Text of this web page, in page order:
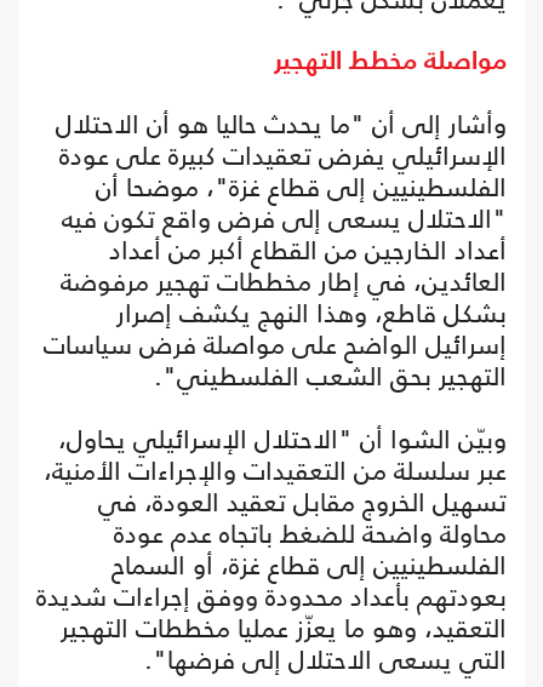
مواصلة مخطط التهجير
وأشار إلى أن "ما يحدث حاليا هو أن الاحتلال
الإسرائيلي يفرض تعقيدات كبيرة على عودة
الفلسطينيين إلى قطاع غزة"، موضحا أن
"الاحتلال يسعى إلى فرض واقع تكون فيه
أعداد الخارجين من القطاع أكبر من أعداد
العائدين، في إطار مخططات تهجير مرفوضة
بشكل قاطع، وهذا النهج يكشف إصرار
إسرائيل الواضح على مواصلة فرض سياسات
التهجير بحق الشعب الفلسطيني".
وبيّن الشوا أن "الاحتلال الإسرائيلي يحاول،
عبر سلسلة من التعقيدات والإجراءات الأمنية،
تسهيل الخروج مقابل تعقيد العودة، في
محاولة واضحة للضغط باتجاه عدم عودة
الفلسطينيين إلى قطاع غزة، أو السماح
بعودتهم بأعداد محدودة ووفق إجراءات شديدة
التعقيد، وهو ما يعزّز عمليا مخططات التهجير
التي يسعى الاحتلال إلى فرضها".